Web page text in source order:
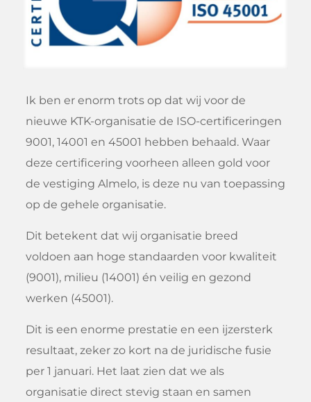
Ik ben er enorm trots op dat wij voor de
nieuwe KTK-organisatie de ISO-certificeringen
9001, 14001 en 45001 hebben behaald. Waar
deze certificering voorheen alleen gold voor
de vestiging Almelo, is deze nu van toepassing
op de gehele organisatie.
Dit betekent dat wij organisatie breed
voldoen aan hoge standaarden voor kwaliteit
(9001), milieu (14001) én veilig en gezond
werken (45001).
Dit is een enorme prestatie en een ijzersterk
resultaat, zeker zo kort na de juridische fusie
per 1 januari. Het laat zien dat we als
organisatie direct stevig staan en samen